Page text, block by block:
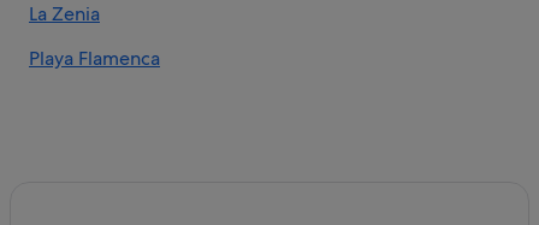
Hoteles con piscina en La Zenia
Hoteles en la playa en Orihuela Costa
La Zenia
Playa Flamenca